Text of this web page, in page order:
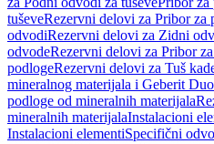
tuševeRezervni delovi za Pribor za
odvodiRezervni delovi za Zidni
odvodeRezervni delovi za Pribor
podlogeRezervni delovi za Tuš
mineralnog materijala i Geberit
podloge od mineralnih materijala
mineralnih materijalaInstalacioni
Instalacioni elementiSpecifični